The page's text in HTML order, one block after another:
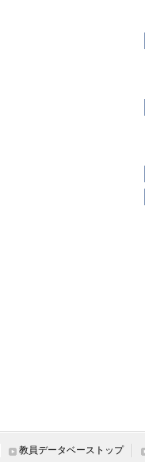
教員データベーストップ